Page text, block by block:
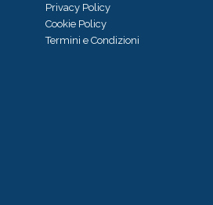
Privacy Policy
Cookie Policy
Termini e Condizioni